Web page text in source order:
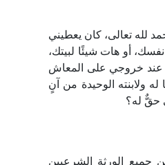
لله تعالى، كان يعطيني
أو هات شيئًا لبيتك،
عند خروجي على المعاش
ولابنته الوحيدة من آنٍ
حقٌّ له؟
الورثة الشرعيين